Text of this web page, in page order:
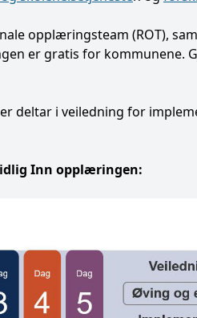
opplæringsteam (ROT),
er gratis for kommunene.
deltar i veiledning for
Inn opplæringen: